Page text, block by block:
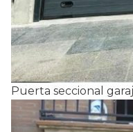
Puerta seccional